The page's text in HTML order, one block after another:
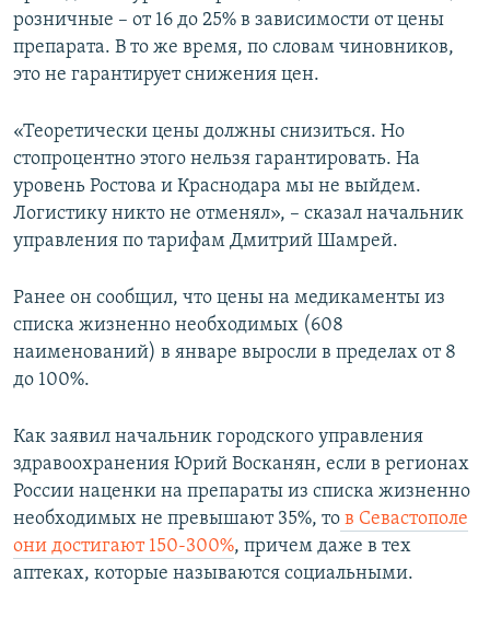
розничные – от 16 до 25% в зависимости от цены
препарата. В то же время, по словам чиновников,
это не гарантирует снижения цен.
«Теоретически цены должны снизиться. Но
стопроцентно этого нельзя гарантировать. На
уровень Ростова и Краснодара мы не выйдем.
Логистику никто не отменял», – сказал начальник
управления по тарифам Дмитрий Шамрей.
Ранее он сообщил, что цены на медикаменты из
списка жизненно необходимых (608
наименований) в январе выросли в пределах от 8
до 100%.
Как заявил начальник городского управления
здравоохранения Юрий Восканян, если в регионах
России наценки на препараты из списка жизненно
необходимых не превышают 35%, то в Севастополе
они достигают 150-300%, причем даже в тех
аптеках, которые называются социальными.